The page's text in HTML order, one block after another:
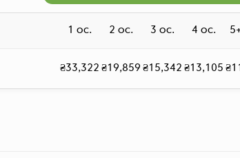
1 ос. 2 ос. 3 ос. 4 ос.
₴33,322 ₴19,859 ₴15,342 ₴13,105